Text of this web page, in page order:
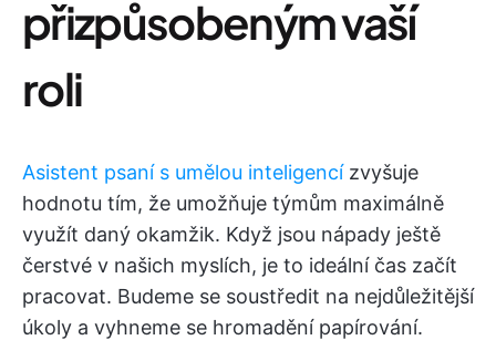
přizpůsobeným vaší
roli
Asistent psaní s umělou inteligencízvyšuje
hodnotu tím, že umožňuje týmům maximálně
využít daný okamžik. Když jsou nápady ještě
čerstvé v našich myslích, je to ideální čas začít
pracovat. Budeme se soustředit na nejdůležitější
úkoly a vyhneme se hromadění papírování.